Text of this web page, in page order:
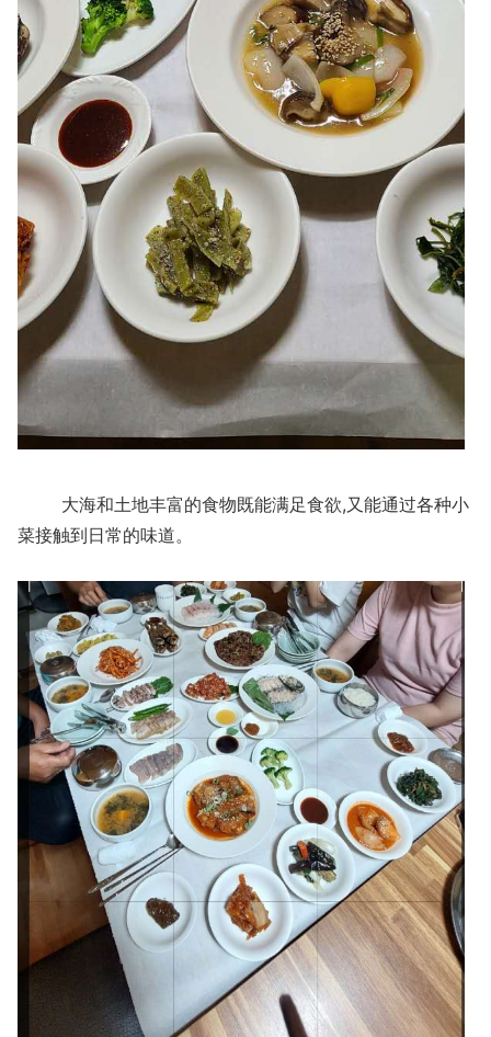
大海和土地丰富的食物既能满足食欲,又能通过各种小
菜接触到日常的味道。